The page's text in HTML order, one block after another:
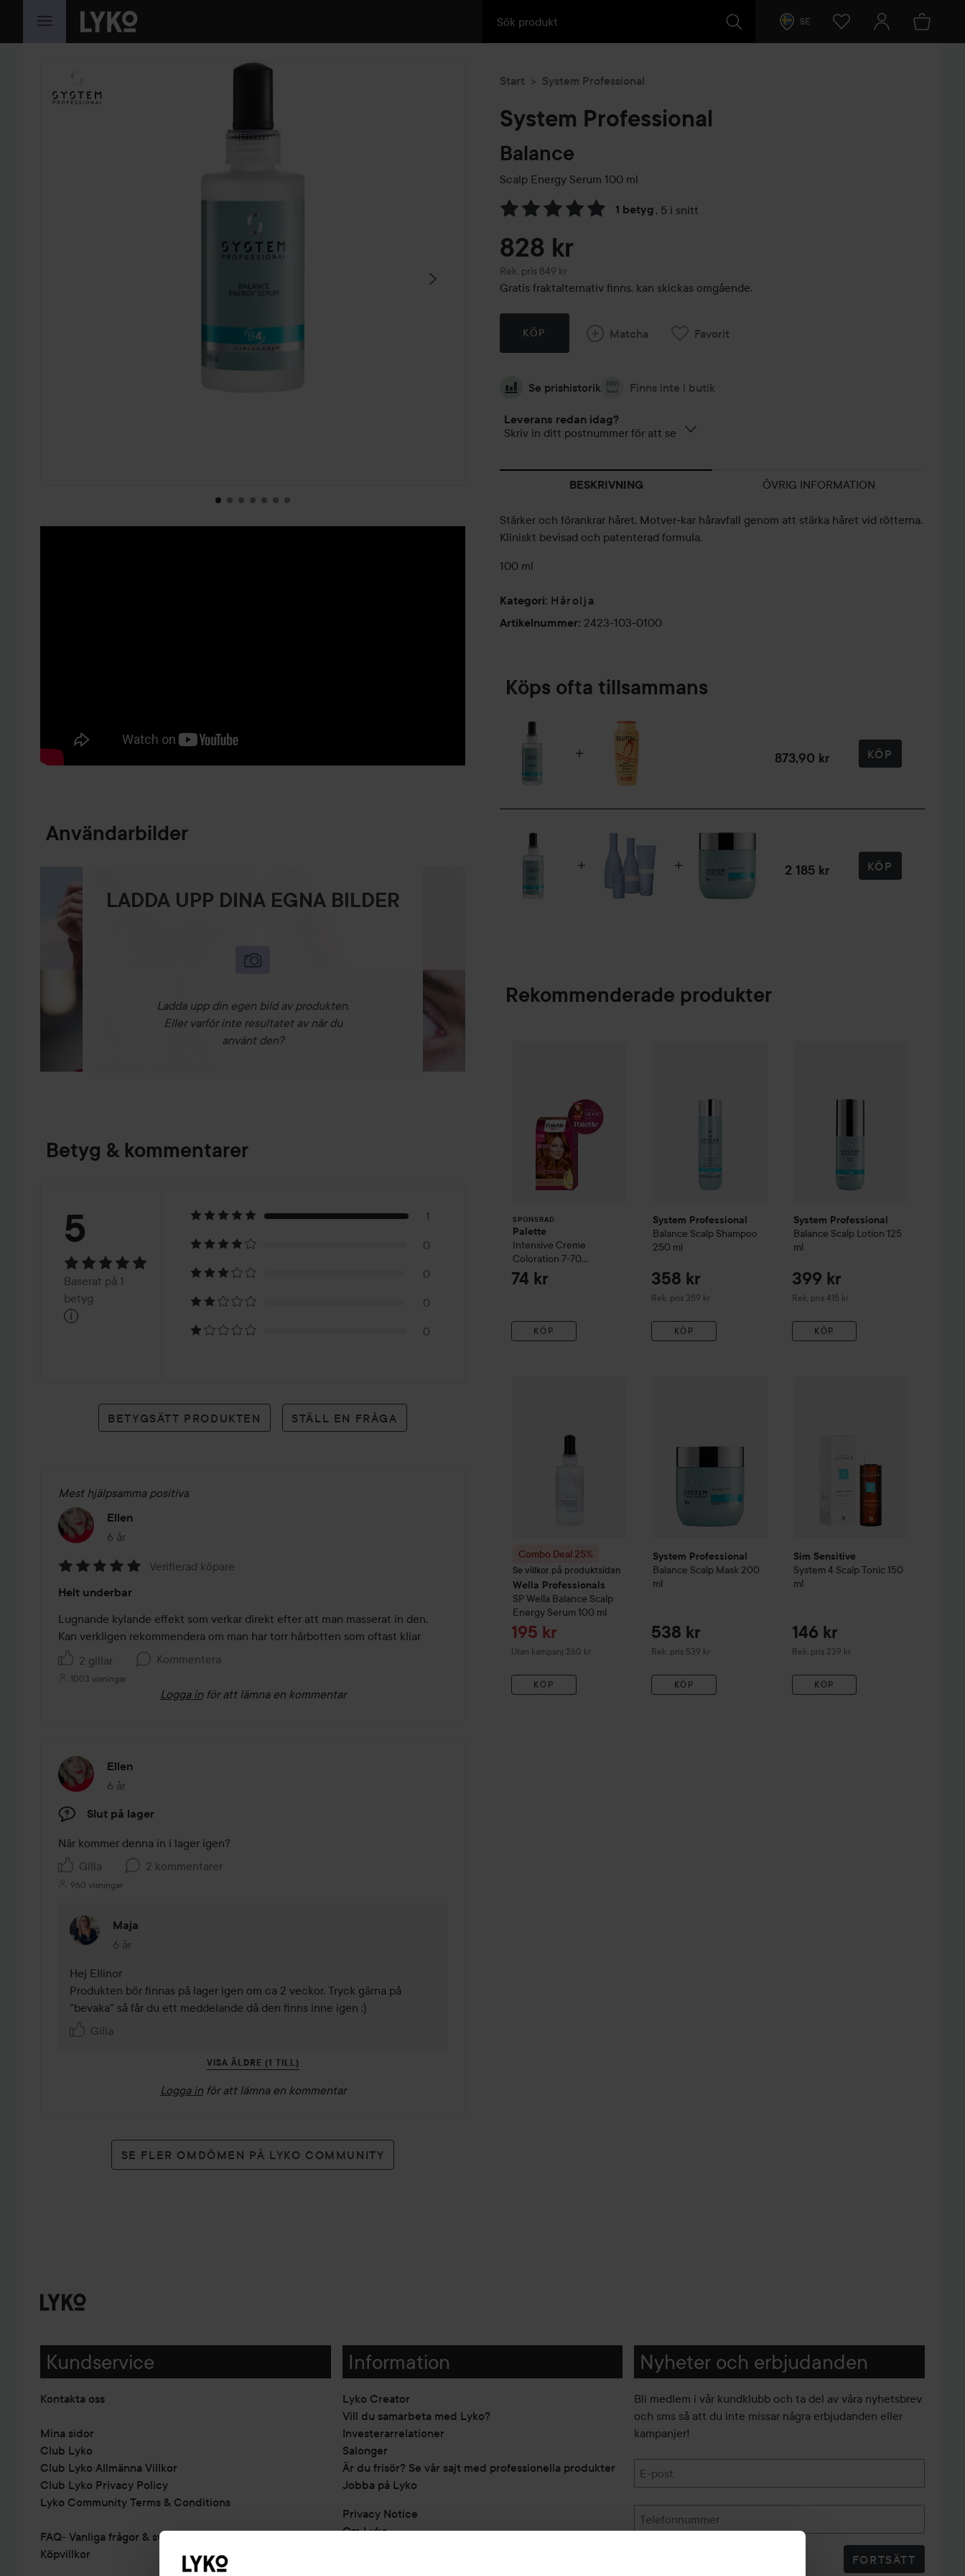
HOPPA TILL INNEHÅLLET SE
Användarbilder
LADDA UPP DINA EGNA BILDER
Ladda upp din egen bild av produkten.
Eller varför inte resultatet av när du
använt den?
Betyg & kommentarer
Betyg:
5Baserat
på
betyg
5
Baserat på 1
betyg
i
1
0
0
0
0
BETYGSÄTT PRODUKTEN STÄLL EN FRÅGA
Mest hjälpsamma positiva
Ellen
6 år
Inlägget skapades 6 år
5
av
5
Verifierad köpare
Helt underbar
Lugnande kylande effekt som verkar direkt efter att man masserat in den.
Kan verkligen rekommendera om man har torr hårbotten som oftast kliar
2 gillar
Kommentera
1003 visningar
Logga in för att lämna en kommentar
Ellen
6 år
Inlägget skapades 6 år
Slut på lager
Gilla
2 kommentarer
960 visningar
Maja
6 år
Kommentaren lades 6 år
Hej Ellinor
Produkten bör finnas på lager igen om ca 2 veckor. Tryck gärna på
"bevaka" så får du ett meddelande då den finns inne igen :)
Gilla
VISA ÄLDRE (1 TILL)
Logga in för att lämna en kommentar
SE FLER OMDÖMEN PÅ LYKO COMMUNITY
Start System Professional
System Professional
Balance
Scalp Energy Serum 100 ml
1 betyg , 5 i snitt
Hoppa till Betyg & kommentarer
828 kr
Rek. pris 849 kr
Rekommenderat pris 849 kr
Gratis fraktalternativ finns, kan skickas omgående.
KÖP Matcha Favorit
Se prishistorik Finns inte i butik
Leverans redan idag?
Skriv in ditt postnummer för att se
BESKRIVNING ÖVRIG INFORMATION
Stärker och förankrar håret. Motver-kar håravfall genom att stärka håret vid rötterna.
Kliniskt bevisad och patenterad formula.
100 ml
Kategori: Hårolja
Artikelnummer: 2423-103-0100
Köps ofta tillsammans
873,90 kr KÖP
2 185 kr KÖP
Rekommenderade produkter
SPONSRAD
Palette
Intensive Creme
Coloration 7-70
Terracotta Medium
Blonde
74 kr
KÖP
System Professional
Balance Scalp Shampoo
250 ml
358 kr
Rek. pris 359 kr
Rekommenderat pris 359 kr
KÖP
System Professional
Balance Scalp Lotion 125
ml
399 kr
Rek. pris 415 kr
Rekommenderat pris 415 kr
KÖP
Combo Deal 25%
Se villkor på produktsidan
Wella Professionals
SPWella Balance Scalp
Energy Serum 100 ml
Reapris
195 kr
Utan kampanj 260 kr
KÖP
System Professional
Balance Scalp Mask 200
ml
538 kr
Rek. pris 539 kr
Rekommenderat pris 539 kr
KÖP
Sim Sensitive
System 4 Scalp Tonic 150
ml
146 kr
Rek. pris 239 kr
Rekommenderat pris 239 kr
KÖP
Kundservice
Kontakta oss
Mina sidor
Club Lyko
Club Lyko Allmänna Villkor
Club Lyko Privacy Policy
Lyko Community Terms & Conditions
FAQ- Vanliga frågor & svar
Köpvillkor
Information
Lyko Creator
Vill du samarbeta med Lyko?
Investerarrelationer
Salonger
Är du frisör? Se vår sajt med professionella produkter
Jobba på Lyko
Privacy Notice
Om Lyko
Nyheter och erbjudanden
Bli medlem i vår kundklubb och ta del av våra nyhetsbrev
och sms så att du inte missar några erbjudanden eller
kampanjer!
E-post
Telefonnummer
FORTSÄTT